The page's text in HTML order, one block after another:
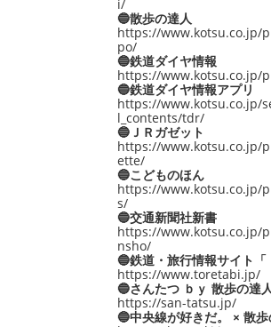
i/
🔵散歩の達人
https://www.kotsu.co.jp/
po/
🔵鉄道ダイヤ情報
https://www.kotsu.co.jp/
🔵鉄道ダイヤ情報アプリ
https://www.kotsu.co.jp/
l_contents/tdr/
🔵ＪＲガゼット
https://www.kotsu.co.jp/
ette/
🔵こどものほん
https://www.kotsu.co.jp/
s/
🔵交通新聞社新書
https://www.kotsu.co.jp/
nsho/
🔵鉄道・旅行情報サイト「
https://www.toretabi.jp/
🔵さんたつ ｂｙ 散歩の達
https://san-tatsu.jp/
🔵中央線が好きだ。 × 散歩